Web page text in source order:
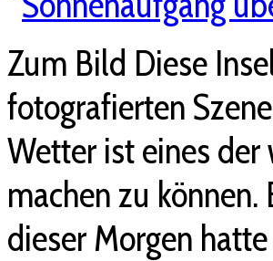
Zum Bild Diese
fotografierten
Wetter ist eines
machen zu
dieser Morgen